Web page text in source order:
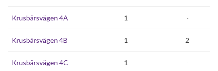
Krusbärsvägen 4A 1 -
Krusbärsvägen 4B 1 2
Krusbärsvägen 4C 1 -